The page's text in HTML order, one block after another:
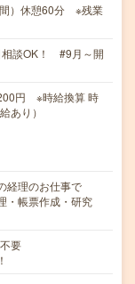
）休憩60分 ※残業
談OK！ #9月～開
円 ※時給換算 時
あり）
経理のお仕事で
・帳票作成・研究
要